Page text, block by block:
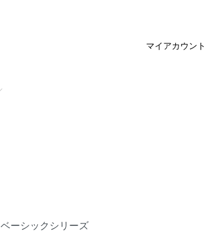
マイアカウント
ベーシックシリーズ